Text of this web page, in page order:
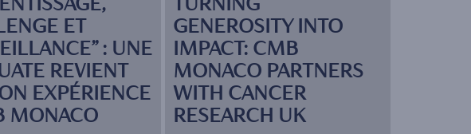
ET
: UNE
REVIENT
EXPÉRIENCE
MONACO
GENEROSITY INTO
IMPACT: CMB
MONACO PARTNERS
WITH CANCER
RESEARCH UK